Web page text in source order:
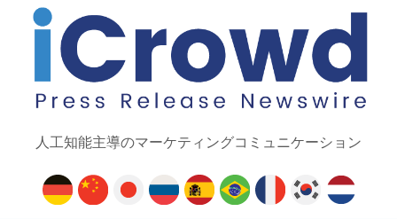
人工知能主導のマーケティングコミュニケーション